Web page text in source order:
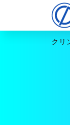
クリ